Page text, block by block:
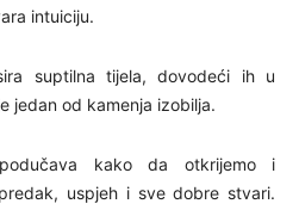
intuiciju.
suptilna tijela, dovodeći ih u
jedan od kamenja izobilja.
kako da otkrijemo i
uspjeh i sve dobre stvari.